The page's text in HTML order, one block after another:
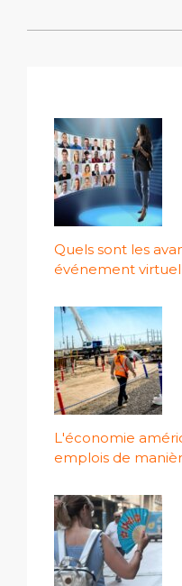
Quels sont les
événement
L'économie
emplois de